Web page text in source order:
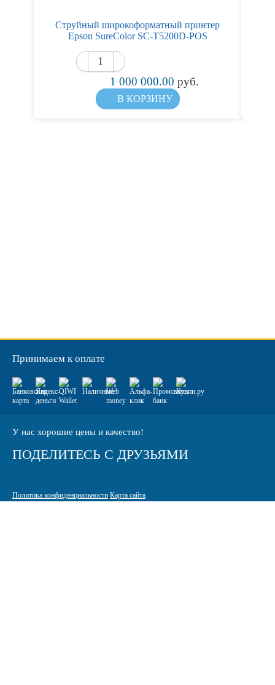
Струйный широкоформатный принтер
Epson SureColor SC-T5200D-POS
1 000 000.00 руб.
В КОРЗИНУ
Принимаем к оплате
У нас хорошие цены и качество!
ПОДЕЛИТЕСЬ С ДРУЗЬЯМИ
Политика конфиденциальности Карта сайта